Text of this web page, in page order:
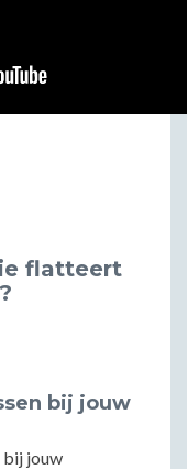
flatteert
bij jouw
bij jouw